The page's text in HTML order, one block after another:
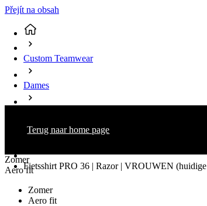
Přejít na obsah
Terug naar home page
Custom Teamwear
Dames
Fietsshirt PRO 36 | Razor | VROUWEN
Zomer
Aero fit
Zomer
Aero fit